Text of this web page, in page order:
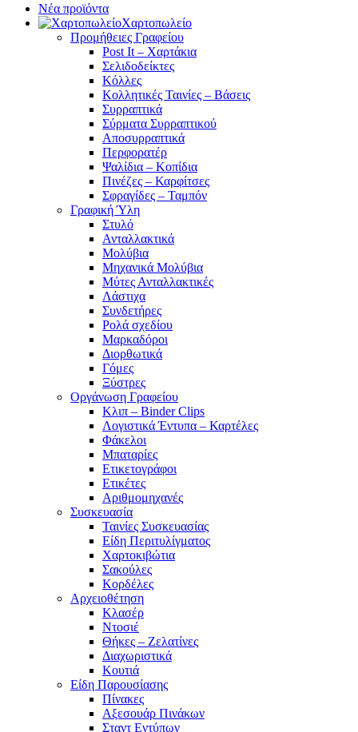
Νέα προϊόντα
Χαρτοπωλείο
Προμήθειες Γραφείου
Post It – Χαρτάκια
Σελιδοδείκτες
Κόλλες
Κολλητικές Ταινίες – Βάσεις
Συρραπτικά
Σύρματα Συρραπτικού
Αποσυρραπτικά
Περφορατέρ
Ψαλίδια – Κοπίδια
Πινέζες – Καρφίτσες
Σφραγίδες – Ταμπόν
Γραφική Ύλη
Στυλό
Ανταλλακτικά
Μολύβια
Μηχανικά Μολύβια
Μύτες Ανταλλακτικές
Λάστιχα
Συνδετήρες
Ρολά σχεδίου
Μαρκαδόροι
Διορθωτικά
Γόμες
Ξύστρες
Οργάνωση Γραφείου
Κλιπ – Binder Clips
Λογιστικά Έντυπα – Καρτέλες
Φάκελοι
Μπαταρίες
Ετικετογράφοι
Ετικέτες
Αριθμομηχανές
Συσκευασία
Ταινίες Συσκευασίας
Είδη Περιτυλίγματος
Χαρτοκιβώτια
Σακούλες
Κορδέλες
Αρχειοθέτηση
Κλασέρ
Ντοσιέ
Θήκες – Ζελατίνες
Διαχωριστικά
Κουτιά
Είδη Παρουσίασης
Πίνακες
Αξεσουάρ Πινάκων
Σταντ Εντύπων